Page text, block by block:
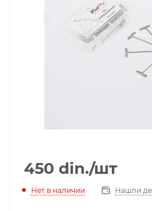
450 din./шт
Нет в наличии Нашли